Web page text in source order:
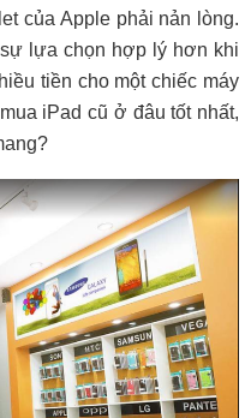
của Apple phải nản lòng.
lựa chọn hợp lý hơn khi
tiền cho một chiếc máy
iPad cũ ở đâu tốt nhất,